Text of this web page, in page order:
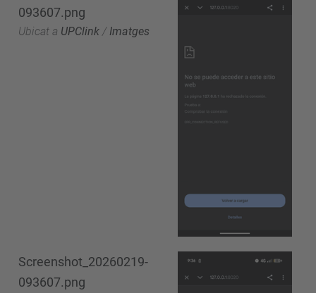
093607.png
Ubicat a UPClink / Imatges
Screenshot_20260219-
093607.png